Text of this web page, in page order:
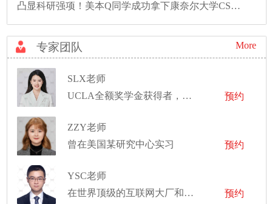
凸显科研强项！美本Q同学成功拿下康奈尔大学CS硕士录取！
专家团队 More
SLX老师
UCLA全额奖学金获得者，曾斩获三所藤校offer，拿到斯坦福大学心理学lab工作机会等
预约
ZZY老师
曾在美国某研究中心实习
预约
YSC老师
在世界顶级的互联网大厂和投行工作经验
预约